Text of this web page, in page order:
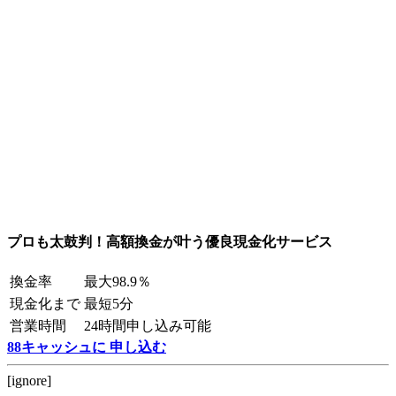
プロも太鼓判！高額換金が叶う優良現金化サービス
換金率
最大98.9％
現金化まで 最短5分
営業時間
24時間申し込み可能
88キャッシュに 申し込む
[ignore]